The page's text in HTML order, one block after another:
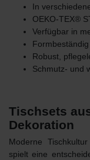
In
OEKO-TEX®
Verfügbar in
Formbeständig
Robust,
Schmutz- und
Tischsets
Dekoration
Moderne
spielt eine